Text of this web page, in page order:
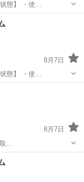
ーム 【状態】 ・使…
8月7日
ーム 【状態】 ・使…
8月7日
用ひも付き ※取…